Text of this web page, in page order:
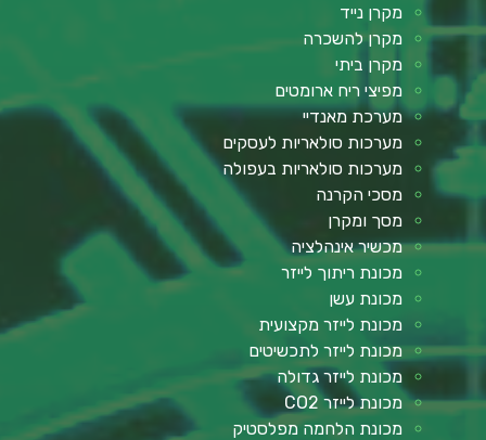
מקרן נייד
מקרן להשכרה
מקרן ביתי
מפיצי ריח ארומטים
מערכת מאנדיי
מערכות סולאריות לעסקים
מערכות סולאריות בעפולה
מסכי הקרנה
מסך ומקרן
מכשיר אינהלציה
מכונת ריתוך לייזר
מכונת עשן
מכונת לייזר מקצועית
מכונת לייזר לתכשיטים
מכונת לייזר גדולה
מכונת לייזר CO2
מכונת הלחמה מפלסטיק